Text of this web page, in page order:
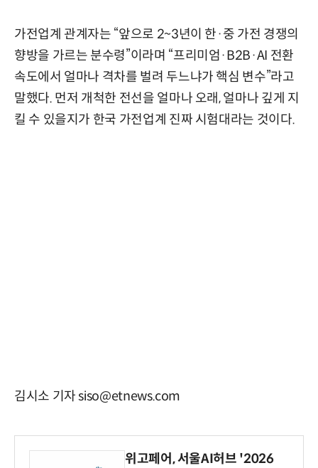
가전업계 관계자는 “앞으로 2~3년이 한·중 가전 경쟁의
향방을 가르는 분수령”이라며 “프리미엄·B2B·AI 전환
속도에서 얼마나 격차를 벌려 두느냐가 핵심 변수”라고
말했다. 먼저 개척한 전선을 얼마나 오래, 얼마나 깊게 지
킬 수 있을지가 한국 가전업계 진짜 시험대라는 것이다.
김시소 기자 siso@etnews.com
위고페어, 서울AI허브 '2026